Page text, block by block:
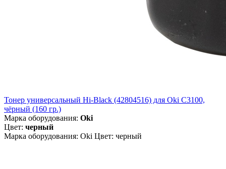
Тонер универсальный Hi-Black (42804516) для Oki С3100,
чёрный (160 гр.)
Марка оборудования: Oki
Цвет: черный
Марка оборудования: Oki Цвет: черный